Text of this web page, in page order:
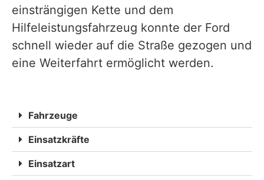
einsträngigen Kette und dem
Hilfeleistungsfahrzeug konnte der Ford
schnell wieder auf die Straße gezogen und
eine Weiterfahrt ermöglicht werden.
Fahrzeuge
Einsatzkräfte
Einsatzart